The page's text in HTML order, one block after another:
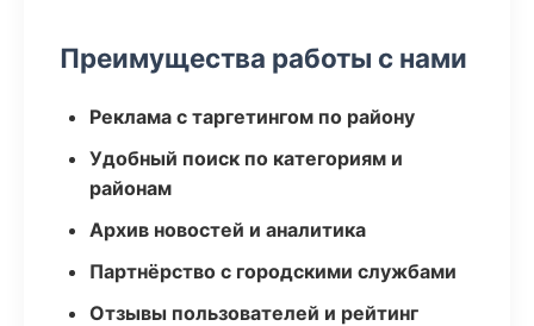
Преимущества работы с нами
Реклама с таргетингом по району
Удобный поиск по категориям и
районам
Архив новостей и аналитика
Партнёрство с городскими службами
Отзывы пользователей и рейтинг